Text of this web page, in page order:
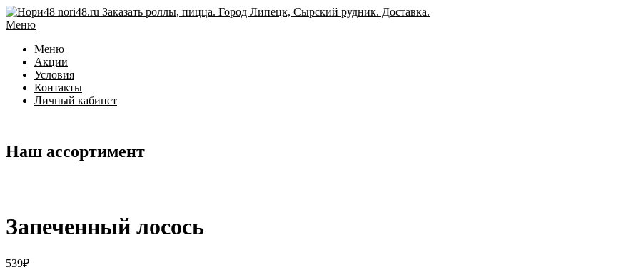
Перейти
к
Меню
Меню
Акции
Условия
Контакты
Личный кабинет
Наш ассортимент
Запеченный лосось
539₽